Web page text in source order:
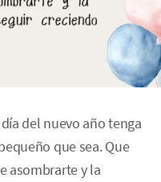
del nuevo año tenga
que sea. Que
asombrarte y la